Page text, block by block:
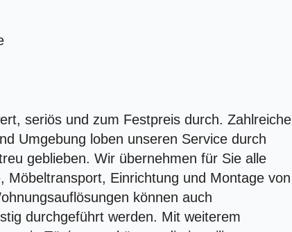
seriös und zum Festpreis durch. Zahlreiche
Umgebung loben unseren Service durch
geblieben. Wir übernehmen für Sie alle
Möbeltransport, Einrichtung und Montage von
können auch
durchgeführt werden. Mit weiterem